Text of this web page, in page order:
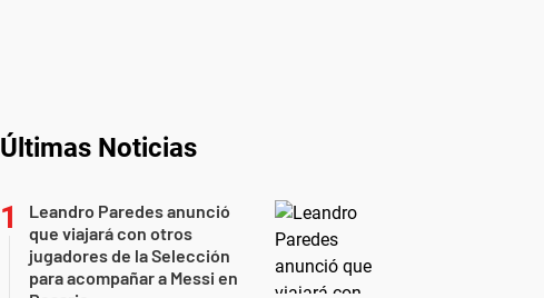
Últimas Noticias
Leandro Paredes anunció
que viajará con otros
jugadores de la Selección
para acompañar a Messi en